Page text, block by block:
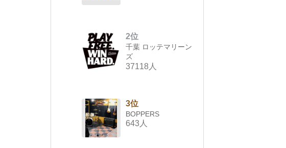
2位
千葉 ロッテマリーン
ズ
37118人
3位
BOPPERS
643人